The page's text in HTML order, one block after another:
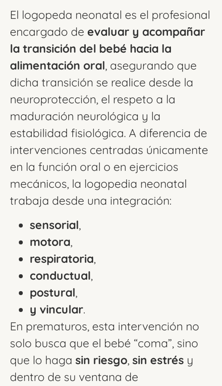
El logopeda neonatal es el profesional
encargado de evaluar y acompañar
la transición del bebé hacia la
alimentación oral, asegurando que
dicha transición se realice desde la
neuroprotección, el respeto a la
maduración neurológica y la
estabilidad fisiológica. A diferencia de
intervenciones centradas únicamente
en la función oral o en ejercicios
mecánicos, la logopedia neonatal
trabaja desde una integración:
sensorial,
motora,
respiratoria,
conductual,
postural,
y vincular.
En prematuros, esta intervención no
solo busca que el bebé “coma”, sino
que lo haga sin riesgo, sin estrés y
dentro de su ventana de